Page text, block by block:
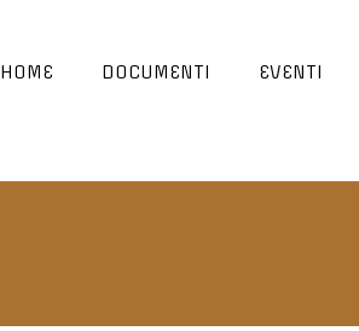
HOME DOCUMENTI EVENTI